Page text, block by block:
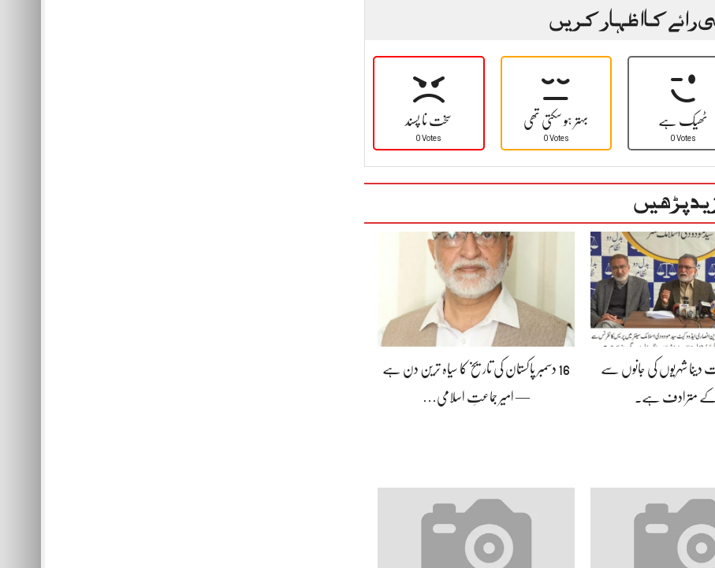
رائے کا اظہار کریں
سخت نا پسند
0 Votes
بہتر ہو سکتی تھی
0 Votes
ٹھیک ہے
0 Votes
پڑھیں
دینا شہریوں کی جانوں سے
کے مترادف ہے۔
16 دسمبر پاکستان کی تاریخ کا سیاہ ترین دن ہے
— امیر جماعتِ اسلامی…